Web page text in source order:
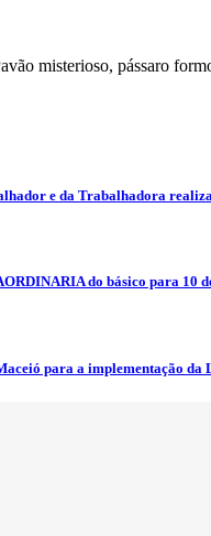
misterioso, pássaro
e da Trabalhadora
do básico para 10
para a implementação